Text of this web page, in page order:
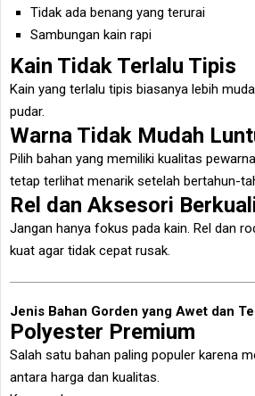
Tidak ada benang yang terurai
Sambungan kain rapi
Kain Tidak Terlalu Tipis
Kain yang terlalu tipis biasanya lebih
pudar.
Warna Tidak Mudah
Pilih bahan yang memiliki kualitas
tetap terlihat menarik setelah bertahun-
Rel dan Aksesori
Jangan hanya fokus pada kain. Rel dan
kuat agar tidak cepat rusak.
Jenis Bahan Gorden yang Awet dan
Polyester Premium
Salah satu bahan paling populer karena
antara harga dan kualitas.